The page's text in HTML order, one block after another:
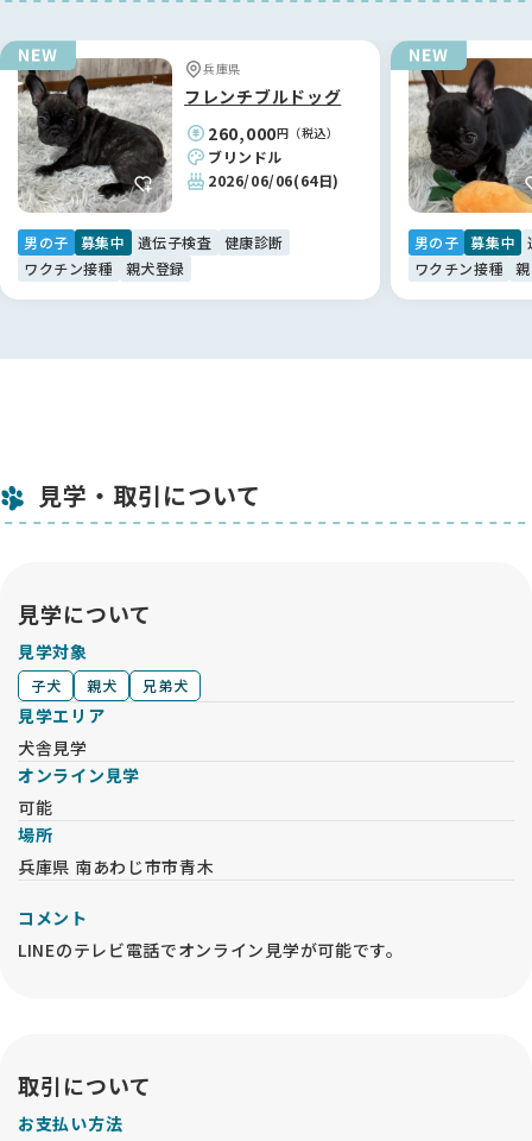
兵庫県
フレンチブルドッグ
260,000円（税込）
ブリンドル
2026/06/06(64日)
男の子 募集中 遺伝子検査
健康診断
ワクチン接種
親犬登録
男の子 募集中
ワクチン接種
見学・取引について
見学について
見学対象
子犬 親犬 兄弟犬
見学エリア
犬舎見学
オンライン見学
可能
場所
兵庫県 南あわじ市市青木
コメント
LINEのテレビ電話でオンライン見学が可能です。
取引について
お支払い方法